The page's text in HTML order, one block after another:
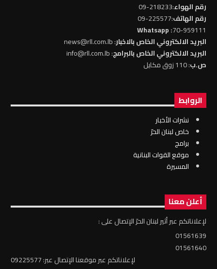
رقم الهواء:218233-09
رقم الهاتف:225577-09
70-959111
: Whatsapp
البريد الالكتروني الخاص بالاخبار: news@rll.com.lb
البريد الالكتروني الخاص بالبرامج: info@rll.com.lb
ص.ب: 110 زوق مكايل
الروابط
نشرات الأخبار
خاص لبنان الحرّ
برامج
موقع القوات البنانية
المسيرة
أعلن معنا
لإعلاناتكم عبر أثير لبنان الحرّ الإتصال على :
01561639
01561640
لإعلاناتكم عبر موقعنا الإتصال عبر: 09225577